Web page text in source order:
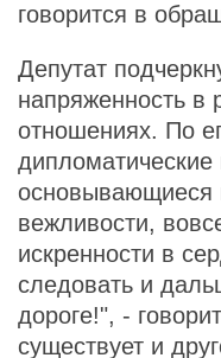
говорится в
Депутат
напряженность в
отношениях. По
дипломатические
основывающиеся
вежливости,
искренности в
следовать и
дороге!", -
существует и